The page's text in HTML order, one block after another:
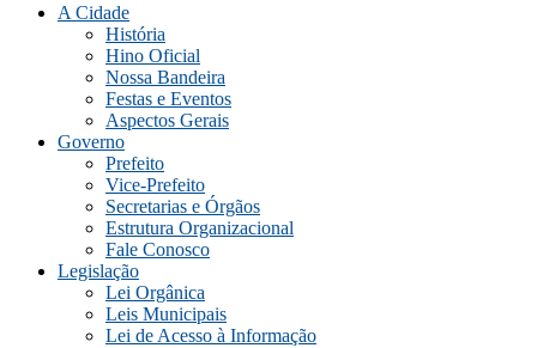
A Cidade
História
Hino Oficial
Nossa Bandeira
Festas e Eventos
Aspectos Gerais
Governo
Prefeito
Vice-Prefeito
Secretarias e Órgãos
Estrutura Organizacional
Fale Conosco
Legislação
Lei Orgânica
Leis Municipais
Lei de Acesso à Informação